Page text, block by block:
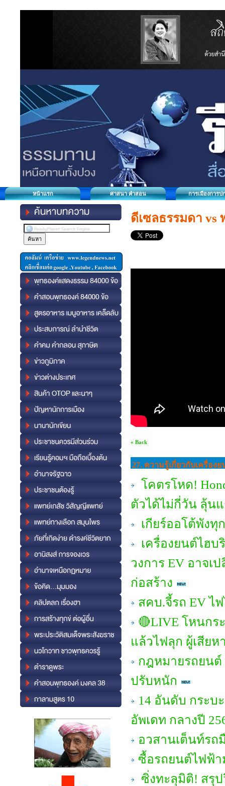
หน้าแรก ศาสนา คำสอน การเมืองการป
ดีเซลธรรมดา vs
« Back
27. ความรู้เกี่ยวกับเครื่อ
โคตรโหด!
ตัวได้ไม่กี่วัน ลุ้น
เกียร์ออโต้พัง
เครื่องยนต์ไฮบ
วงการ EV อาจ
ก่อสร้าง
สคบ.จี้รถ EV ไ
🔴LIVE โหนกร
แล้วไฟลุก ผู้เสีย
กฎหมายรถยนต์
ปรับหนัก
14 อันดับ กระบ
อัพเดท กลางปี
อวสานเต็นท์ร
ซื้อรถยนต์ไฟฟ้า
ซิ่งทะลุมิติ! สรุ